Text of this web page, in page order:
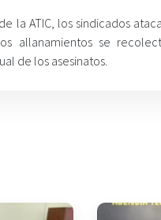
la ATIC, los sindicados
allanamientos se
de los asesinatos.